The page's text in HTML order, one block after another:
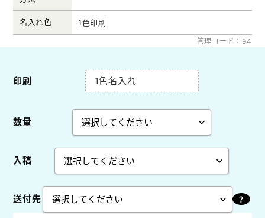
名入れ色 1色印刷
管理コード：94
印刷 1色名入れ
数量
入稿
送付先